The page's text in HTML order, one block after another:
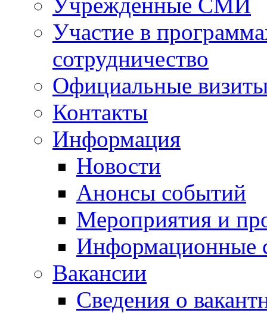
Участие в
сотрудничество
Официальные
Контакты
Информация
Новости
Анонсы событий
Мероприятия и
Информационные
Вакансии
Сведения о